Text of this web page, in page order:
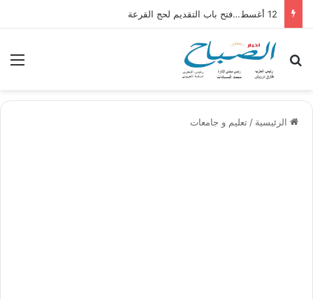
12 أغسط…فتح باب التقديم لحج القرعة
بحث عن
الرئيسية / تعليم و جامعات